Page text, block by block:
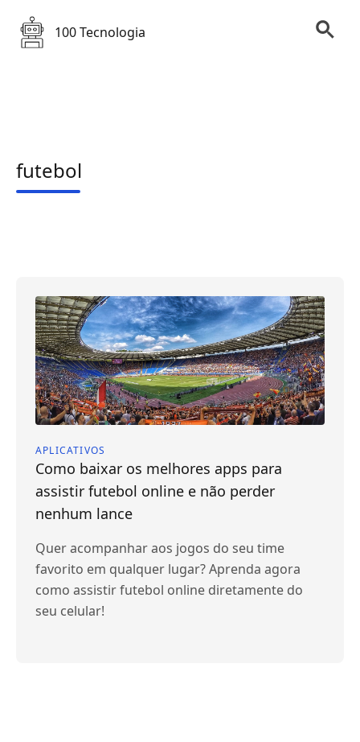
100 Tecnologia
futebol
APLICATIVOS
Como baixar os melhores apps para
assistir futebol online e não perder
nenhum lance
Quer acompanhar aos jogos do seu time
favorito em qualquer lugar? Aprenda agora
como assistir futebol online diretamente do
seu celular!